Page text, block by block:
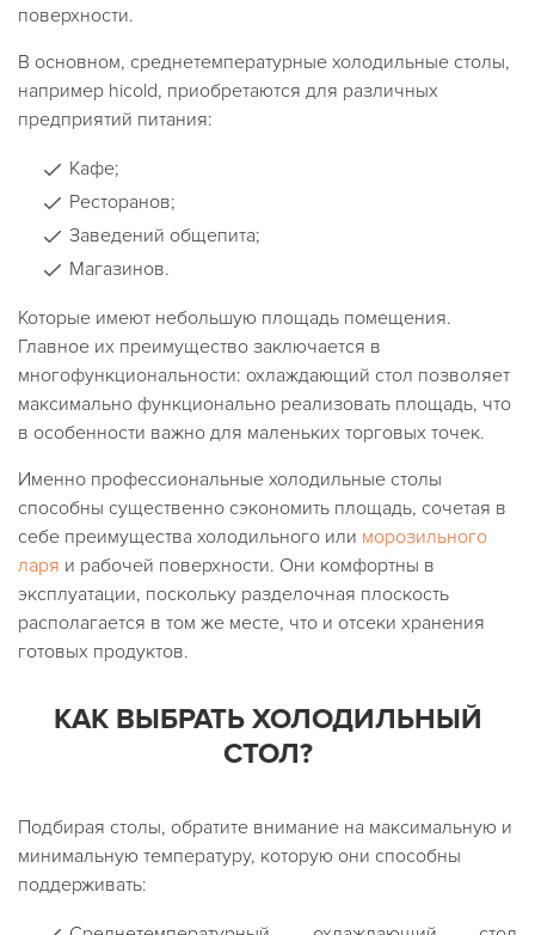
поверхности.
В основном, среднетемпературные холодильные столы,
например hicold, приобретаются для различных
предприятий питания:
Кафе;
Ресторанов;
Заведений общепита;
Магазинов.
Которые имеют небольшую площадь помещения.
Главное их преимущество заключается в
многофункциональности: охлаждающий стол позволяет
максимально функционально реализовать площадь, что
в особенности важно для маленьких торговых точек.
Именно профессиональные холодильные столы
способны существенно сэкономить площадь, сочетая в
себе преимущества холодильного или морозильного
ларя и рабочей поверхности. Они комфортны в
эксплуатации, поскольку разделочная плоскость
располагается в том же месте, что и отсеки хранения
готовых продуктов.
КАК ВЫБРАТЬ ХОЛОДИЛЬНЫЙ
СТОЛ?
Подбирая столы, обратите внимание на максимальную и
минимальную температуру, которую они способны
поддерживать: